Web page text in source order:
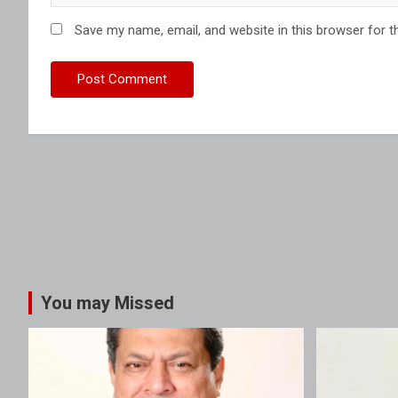
Save my name, email, and website in this browser for
You may Missed